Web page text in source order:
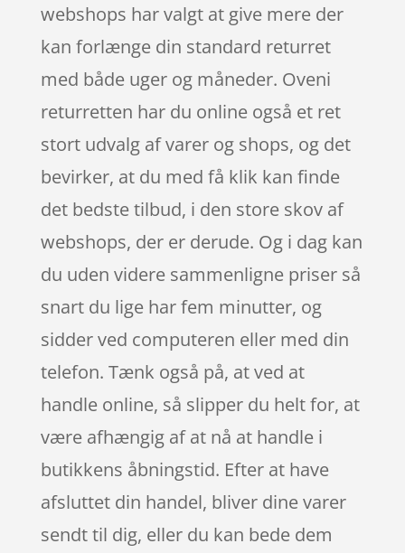
webshops har valgt at give mere der
kan forlænge din standard returret
med både uger og måneder. Oveni
returretten har du online også et ret
stort udvalg af varer og shops, og det
bevirker, at du med få klik kan finde
det bedste tilbud, i den store skov af
webshops, der er derude. Og i dag kan
du uden videre sammenligne priser så
snart du lige har fem minutter, og
sidder ved computeren eller med din
telefon. Tænk også på, at ved at
handle online, så slipper du helt for, at
være afhængig af at nå at handle i
butikkens åbningstid. Efter at have
afsluttet din handel, bliver dine varer
sendt til dig, eller du kan bede dem